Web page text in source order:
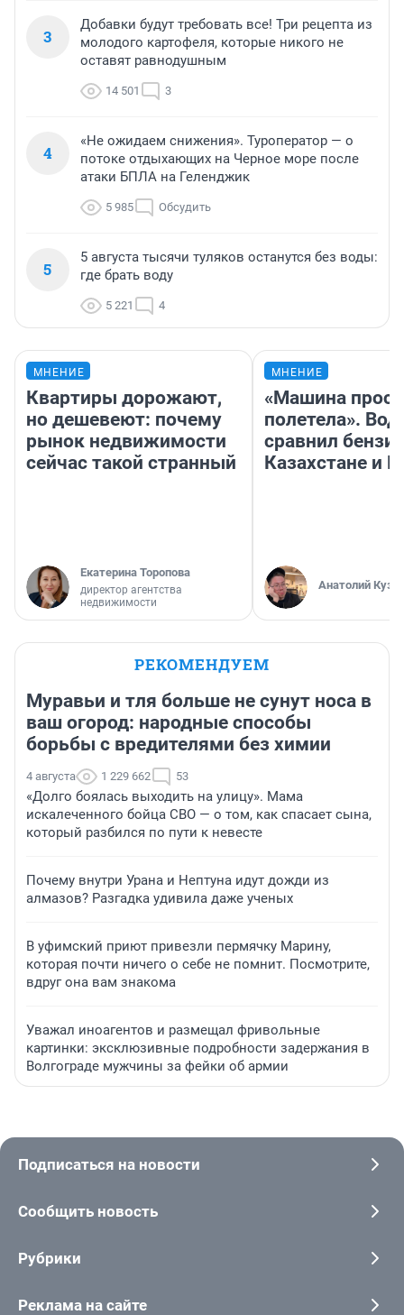
3
Добавки будут требовать все! Три рецепта из
молодого картофеля, которые никого не
оставят равнодушным
14 501 3
4
«Не ожидаем снижения». Туроператор — о
потоке отдыхающих на Черное море после
атаки БПЛА на Геленджик
5 985 Обсудить
5
5 августа тысячи туляков останутся без воды:
где брать воду
5 221 4
МНЕНИЕ
Квартиры дорожают,
но дешевеют: почему
рынок недвижимости
сейчас такой странный
Екатерина Торопова
директор агентства
недвижимости
МНЕНИЕ
«Машина
полетела».
сравнил
Казахстане и
Анатолий
РЕКОМЕНДУЕМ
Муравьи и тля больше не сунут носа в
ваш огород: народные способы
борьбы с вредителями без химии
4 августа 1 229 662 53
«Долго боялась выходить на улицу». Мама
искалеченного бойца СВО — о том, как спасает сына,
который разбился по пути к невесте
Почему внутри Урана и Нептуна идут дожди из
алмазов? Разгадка удивила даже ученых
В уфимский приют привезли пермячку Марину,
которая почти ничего о себе не помнит. Посмотрите,
вдруг она вам знакома
Уважал иноагентов и размещал фривольные
картинки: эксклюзивные подробности задержания в
Волгограде мужчины за фейки об армии
Подписаться на новости
Сообщить новость
Рубрики
Реклама на сайте